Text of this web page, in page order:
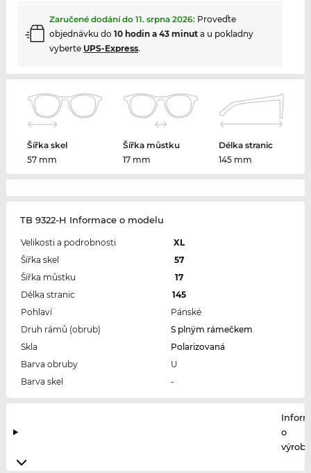
Zaručené dodání do 11. srpna 2026: Proveďte
objednávku do 10 hodin a 43 minuta u pokladny
vyberte UPS-Express.
Šířka skel
57 mm
Šířka můstku
17 mm
Délka stranic
145 mm
TB 9322-H Informace o modelu
Velikosti a podrobnosti
XL
Šířka skel
57
Šířka můstku
17
Délka stranic
145
Pohlaví
Pánské
Druh rámů (obrub)
S plným rámečkem
Skla
Polarizovaná
Barva obruby
U
Barva skel
-
o